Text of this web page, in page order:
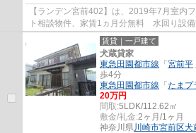
【ランデン宮前402】は、2019年7月室内
ト相談物件、家賃1ヵ月分無料 水回り設
いです。近隣にはスーパーやヤマダ電機、
賃貸｜一戸建て
犬蔵貸家
東急田園都市線 「 宮前平
歩4分
東急田園都市線 「 たまプ
20万円
間取:5LDK/112.62㎡
敷金/礼金:2ヶ月/1ヶ月
神奈川県川崎市宮前区犬